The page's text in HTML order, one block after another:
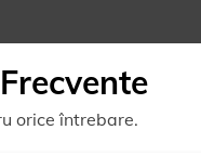
orice întrebare.